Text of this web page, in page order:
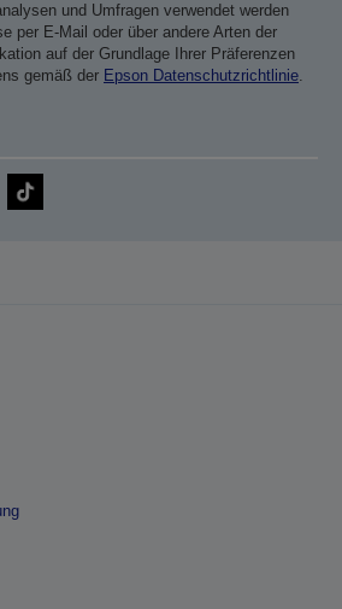
und Umfragen verwendet werden
per E-Mail oder über andere Arten der
auf der Grundlage Ihrer Präferenzen
gemäß der Epson Datenschutzrichtlinie.